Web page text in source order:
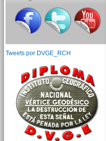
Tweets por DVGE_RCH